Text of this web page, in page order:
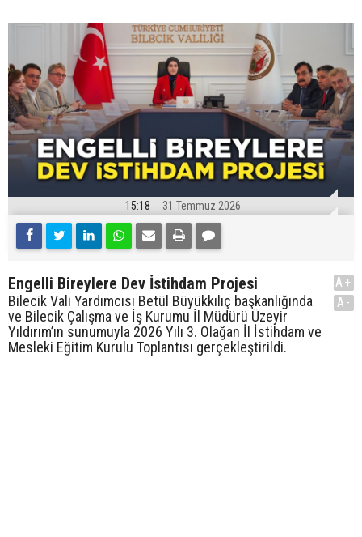
15:18 31 Temmuz 2026
Engelli Bireylere Dev İstihdam Projesi
Bilecik Vali Yardımcısı Betül Büyükkılıç başkanlığında
ve Bilecik Çalışma ve İş Kurumu İl Müdürü Üzeyir
Yıldırım’ın sunumuyla 2026 Yılı 3. Olağan İl İstihdam ve
Mesleki Eğitim Kurulu Toplantısı gerçekleştirildi.
A+
A-